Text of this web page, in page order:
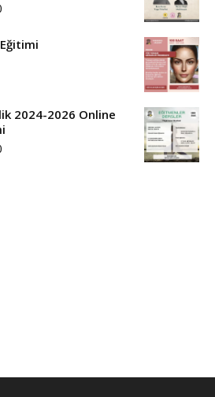
₺ 2.000,00
3.500,00
7.000,00
2024-2026 Online